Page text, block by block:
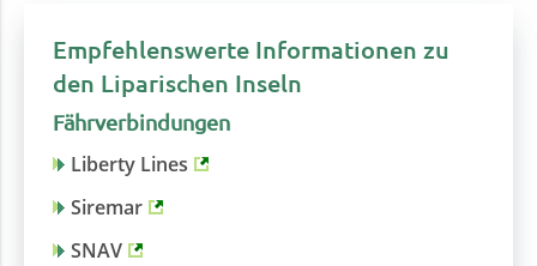
Empfehlenswerte Informationen zu
den Liparischen Inseln
Fährverbindungen
Liberty Lines
Siremar
SNAV